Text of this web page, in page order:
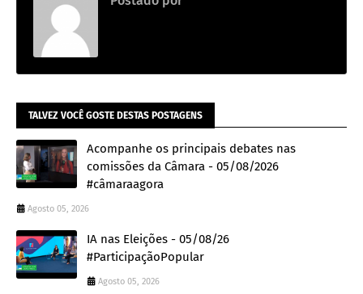
TALVEZ VOCÊ GOSTE DESTAS POSTAGENS
Acompanhe os principais debates nas
comissões da Câmara - 05/08/2026
#câmaraagora
Agosto 05, 2026
IA nas Eleições - 05/08/26
#ParticipaçãoPopular
Agosto 05, 2026